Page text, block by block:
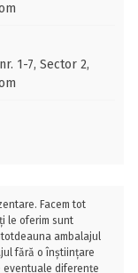
1-7, Sector 2,
Facem tot
le oferim sunt
ambalajul
fără o înștiințare
eventuale diferențe